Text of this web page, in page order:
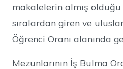
makalelerin almış
sıralardan giren ve
Öğrenci Oranı alanında
Mezunlarının İş Bulma